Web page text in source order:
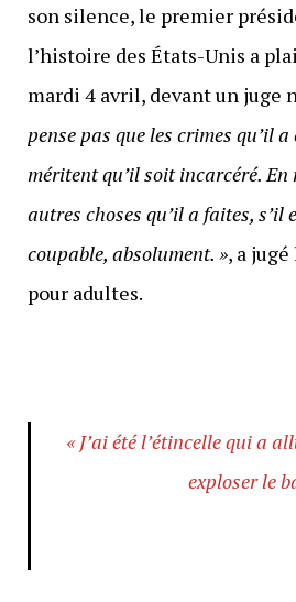
son silence, le premier
l’histoire des États-Unis a
mardi 4 avril, devant un juge
pense pas que les crimes qu’il
méritent qu’il soit incarcéré. En
autres choses qu’il a faites, s’il
coupable, absolument. », a
pour adultes.
« J’ai été l’étincelle qui a
exploser le